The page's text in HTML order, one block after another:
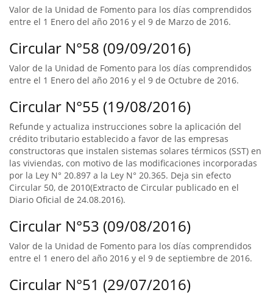
Valor de la Unidad de Fomento para los días comprendidos
entre el 1 Enero del año 2016 y el 9 de Marzo de 2016.
Circular N°58 (09/09/2016)
Valor de la Unidad de Fomento para los días comprendidos
entre el 1 Enero del año 2016 y el 9 de Octubre de 2016.
Circular N°55 (19/08/2016)
Refunde y actualiza instrucciones sobre la aplicación del
crédito tributario establecido a favor de las empresas
constructoras que instalen sistemas solares térmicos (SST) en
las viviendas, con motivo de las modificaciones incorporadas
por la Ley N° 20.897 a la Ley N° 20.365. Deja sin efecto
Circular 50, de 2010(Extracto de Circular publicado en el
Diario Oficial de 24.08.2016).
Circular N°53 (09/08/2016)
Valor de la Unidad de Fomento para los días comprendidos
entre el 1 enero del año 2016 y el 9 de septiembre de 2016.
Circular N°51 (29/07/2016)